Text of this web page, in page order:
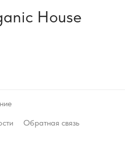
House
Обратная связь